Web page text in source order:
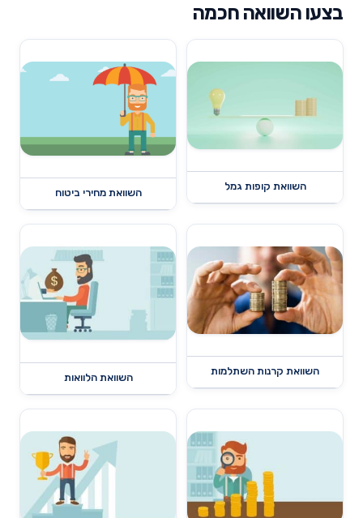
בצעו השוואה חכמה
השוואת קופות גמל
השוואת מחירי ביטוח
השוואת קרנות השתלמות
השוואת הלוואות